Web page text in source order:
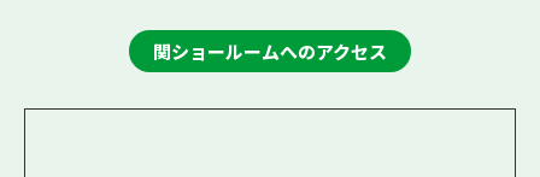
関ショールームへのアクセス